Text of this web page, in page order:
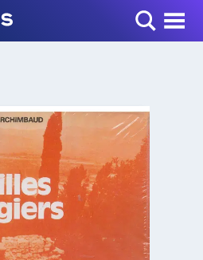
Toggle Menu